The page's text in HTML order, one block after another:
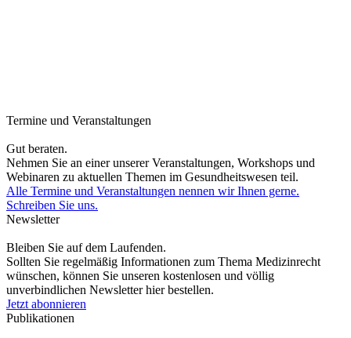
Termine und Veranstaltungen
Gut beraten.
Nehmen Sie an einer unserer Veranstaltungen, Workshops und
Webinaren zu aktuellen Themen im Gesundheitswesen teil.
Alle Termine und Veranstaltungen nennen wir Ihnen gerne.
Schreiben Sie uns.
Newsletter
Bleiben Sie auf dem Laufenden.
Sollten Sie regelmäßig Informationen zum Thema Medizinrecht
wünschen, können Sie unseren kostenlosen und völlig
unverbindlichen Newsletter hier bestellen.
Jetzt abonnieren
Publikationen